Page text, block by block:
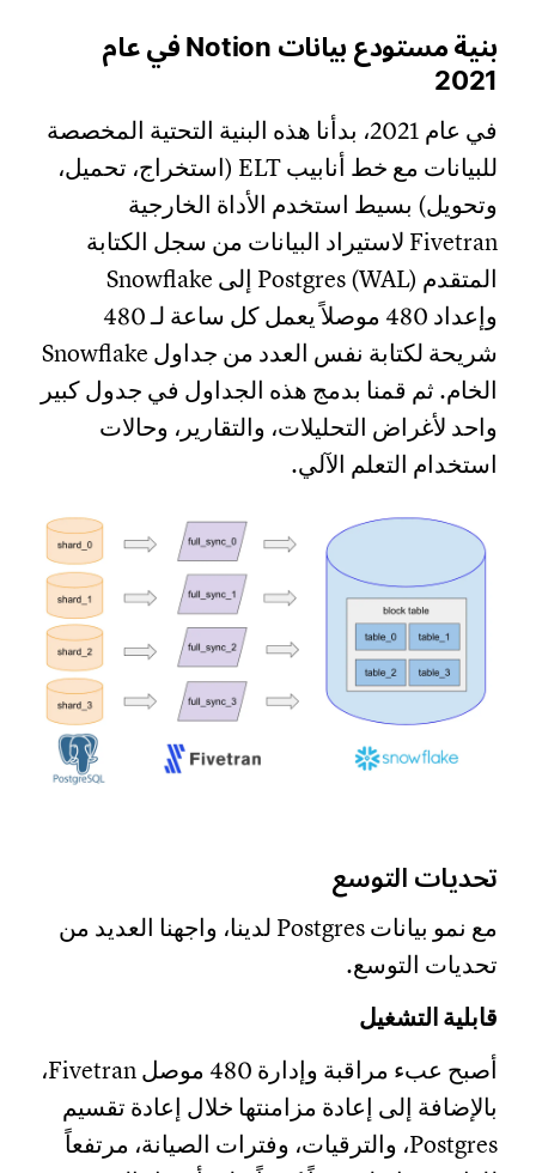
بنية مستودع بيانات Notion في عام
2021
في عام 2021، بدأنا هذه البنية التحتية المخصصة
للبيانات مع خط أنابيب ELT (استخراج، تحميل،
وتحويل) بسيط استخدم الأداة الخارجية
Fivetran لاستيراد البيانات من سجل الكتابة
المتقدم Postgres (WAL) إلى Snowflake
وإعداد 480 موصلاً يعمل كل ساعة لـ 480
شريحة لكتابة نفس العدد من جداول Snowflake
الخام. ثم قمنا بدمج هذه الجداول في جدول كبير
واحد لأغراض التحليلات، والتقارير، وحالات
استخدام التعلم الآلي.
تحديات التوسع
مع نمو بيانات Postgres لدينا، واجهنا العديد من
تحديات التوسع.
قابلية التشغيل
أصبح عبء مراقبة وإدارة 480 موصل Fivetran،
بالإضافة إلى إعادة مزامنتها خلال إعادة تقسيم
Postgres، والترقيات، وفترات الصيانة، مرتفعاً